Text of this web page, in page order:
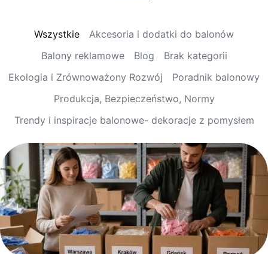
Akcesoria i dodatki do balonów
Balony reklamowe
Blog
Brak kategorii
Ekologia i Zrównoważony Rozwój
Poradnik balonowy
Produkcja, Bezpieczeństwo, Normy
Trendy i inspiracje balonowe- dekoracje z pomysłem
Wszystkie